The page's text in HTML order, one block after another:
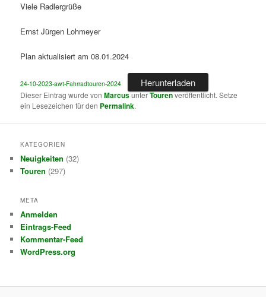
Viele Radlergrüße
Ernst Jürgen Lohmeyer
Plan aktualisiert am 08.01.2024
24-10-2023-awt-Fahrradtouren-2024 Herunterladen
Dieser Eintrag wurde vonMarcusunterTourenveröffentlicht. Setze
ein Lesezeichen für den Permalink.
KATEGORIEN
Neuigkeiten (32)
Touren (297)
META
Anmelden
Eintrags-Feed
Kommentar-Feed
WordPress.org